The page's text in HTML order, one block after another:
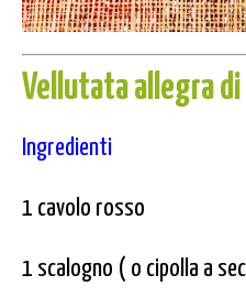
Vellutata allegra
Ingredienti
1 cavolo rosso
1 scalogno ( o cipolla a